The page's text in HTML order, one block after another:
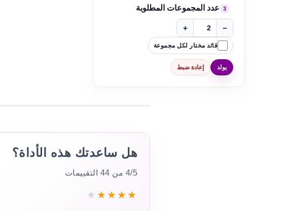
3 عدد المجموعات المطلوبة
−
+
قائد مختار لكل مجموعة
يولد إعادة ضبط
هل ساعدتك هذه الأداة؟
4/5 من 44 التقييمات
★
★
★
★
★